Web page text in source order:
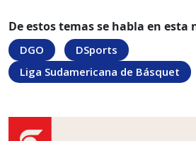
De estos temas se habla en esta
DGO
DSports
Liga Sudamericana de Básquet